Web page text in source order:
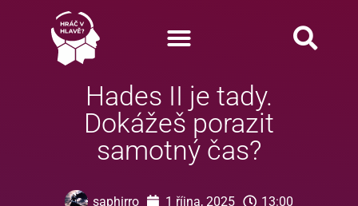
Hades II je tady.
Dokážeš porazit
samotný čas?
saphirro 1 října, 2025 13:00